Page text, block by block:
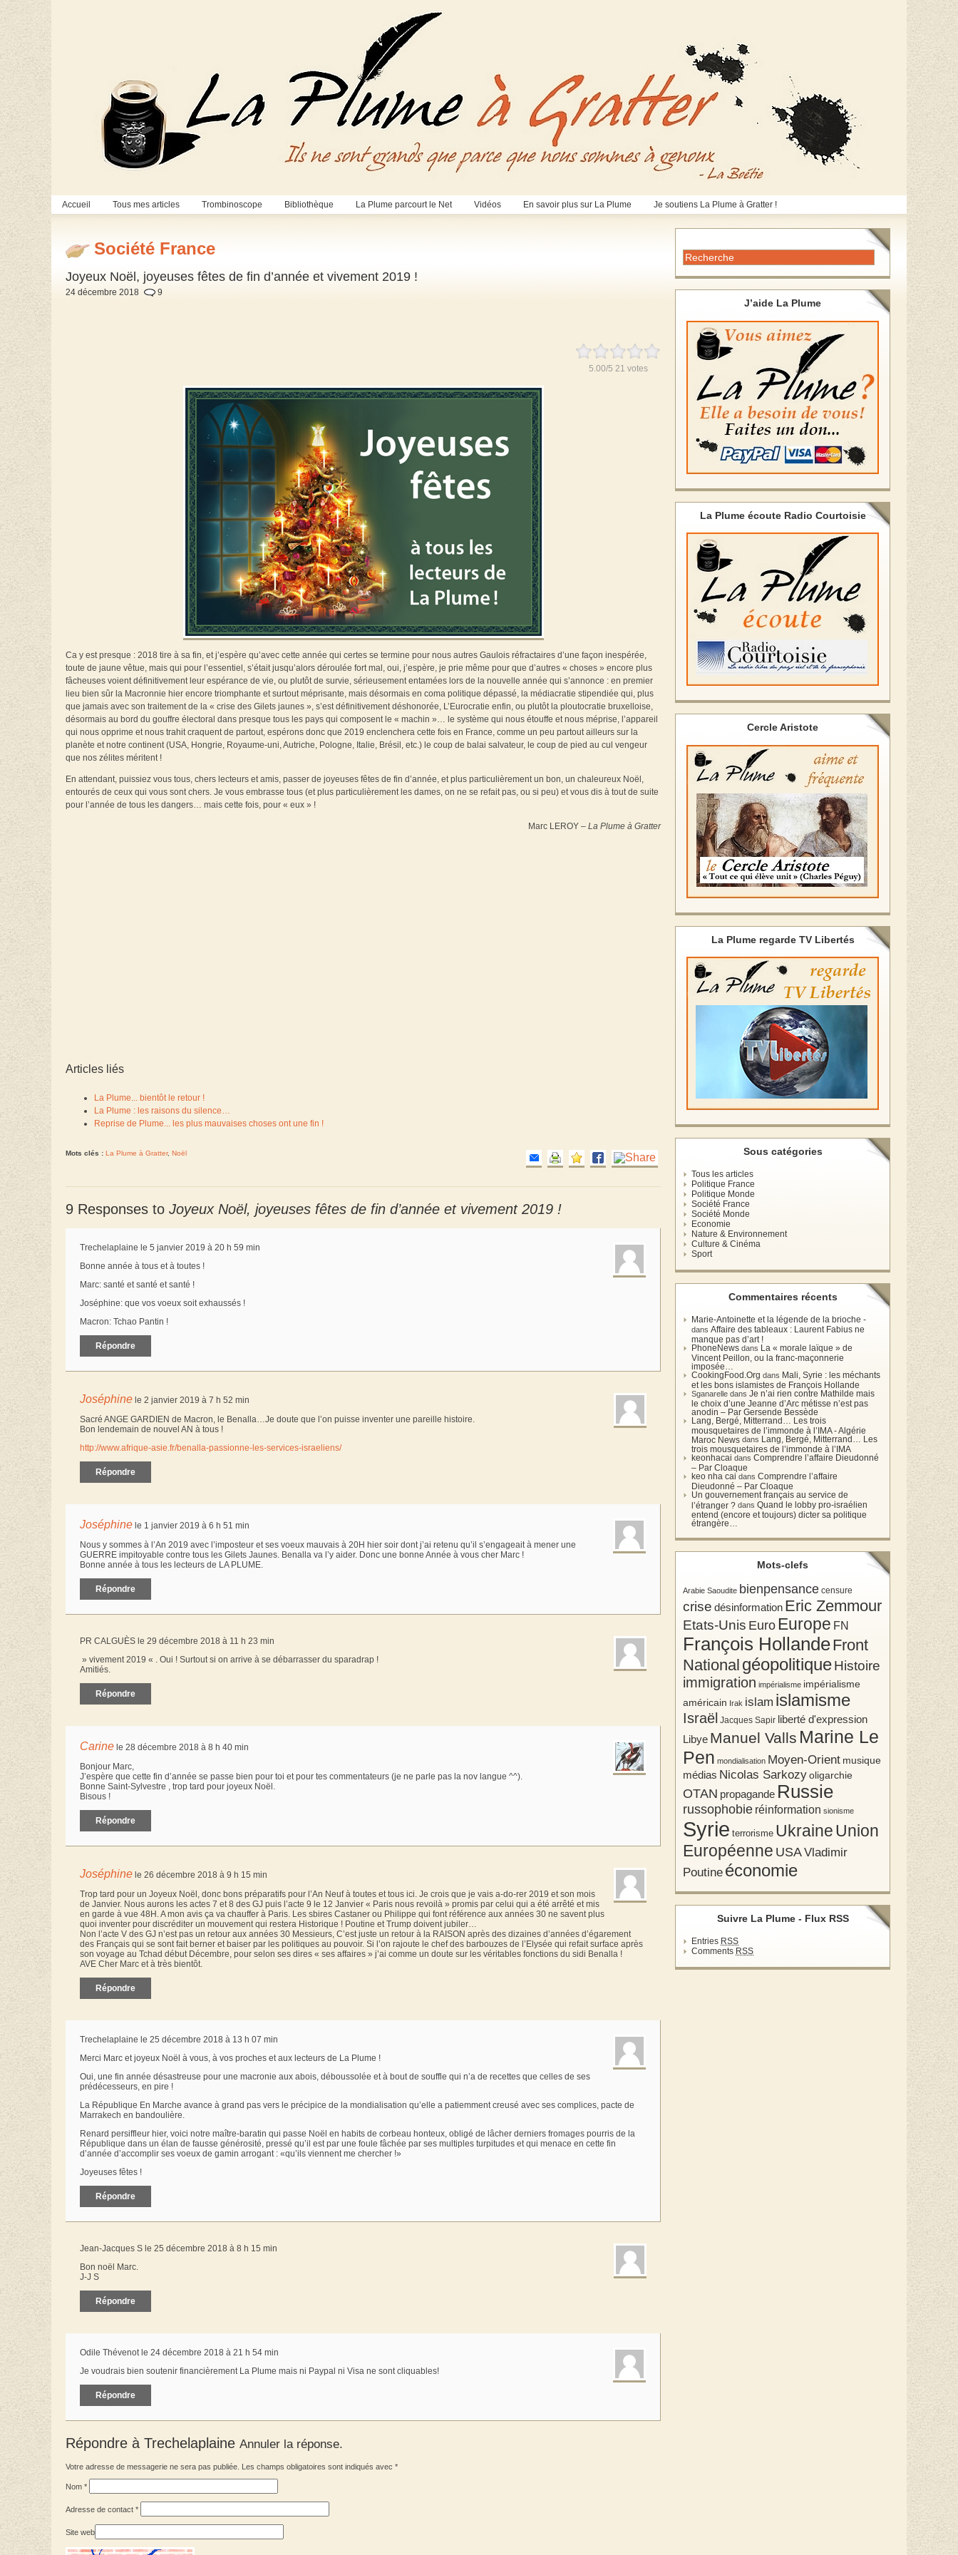
Accueil Tous mes articles Trombinoscope Bibliothèque La Plume parcourt le Net Vidéos En savoir plus sur La Plume Je soutiens La Plume à Gratter !
Société France
Joyeux Noël, joyeuses fêtes de fin d’année et vivement 2019 !
24 décembre 2018 9
5.00/5 21 votes
Ca y est presque : 2018 tire à sa fin, et j’espère qu’avec cette année qui certes se termine pour nous autres Gaulois réfractaires d’une façon inespérée,
toute de jaune vêtue, mais qui pour l’essentiel, s’était jusqu’alors déroulée fort mal, oui, j’espère, je prie même pour que d’autres « choses » encore plus
fâcheuses voient définitivement leur espérance de vie, ou plutôt de survie, sérieusement entamées lors de la nouvelle année qui s’annonce : en premier
lieu bien sûr la Macronnie hier encore triomphante et surtout méprisante, mais désormais en coma politique dépassé, la médiacratie stipendiée qui, plus
que jamais avec son traitement de la « crise des Gilets jaunes », s’est définitivement déshonorée, L’Eurocratie enfin, ou plutôt la ploutocratie bruxelloise,
désormais au bord du gouffre électoral dans presque tous les pays qui composent le « machin »… le système qui nous étouffe et nous méprise, l’appareil
qui nous opprime et nous trahit craquent de partout, espérons donc que 2019 enclenchera cette fois en France, comme un peu partout ailleurs sur la
planète et notre continent (USA, Hongrie, Royaume-uni, Autriche, Pologne, Italie, Brésil, etc.) le coup de balai salvateur, le coup de pied au cul vengeur
que nos zélites méritent !
En attendant, puissiez vous tous, chers lecteurs et amis, passer de joyeuses fêtes de fin d’année, et plus particulièrement un bon, un chaleureux Noël,
entourés de ceux qui vous sont chers. Je vous embrasse tous (et plus particulièrement les dames, on ne se refait pas, ou si peu) et vous dis à tout de suite
pour l’année de tous les dangers… mais cette fois, pour « eux » !
Marc LEROY – La Plume à Gratter
Articles liés
La Plume... bientôt le retour !
La Plume : les raisons du silence…
Reprise de Plume... les plus mauvaises choses ont une fin !
Mots clés : La Plume à Gratter, Noël
9 Responses to Joyeux Noël, joyeuses fêtes de fin d’année et vivement 2019 !
Trechelaplaine le 5 janvier 2019 à 20 h 59 min
Bonne année à tous et à toutes !
Marc: santé et santé et santé !
Joséphine: que vos voeux soit exhaussés !
Macron: Tchao Pantin !
Répondre
Joséphine le 2 janvier 2019 à 7 h 52 min
Sacré ANGE GARDIEN de Macron, le Benalla…Je doute que l’on puisse inventer une pareille histoire.
Bon lendemain de nouvel AN à tous !
http://www.afrique-asie.fr/benalla-passionne-les-services-israeliens/
Répondre
Joséphine le 1 janvier 2019 à 6 h 51 min
Nous y sommes à l’An 2019 avec l’imposteur et ses voeux mauvais à 20H hier soir dont j’ai retenu qu’il s’engageait à mener une
GUERRE impitoyable contre tous les Gilets Jaunes. Benalla va l’y aider. Donc une bonne Année à vous cher Marc !
Bonne année à tous les lecteurs de LA PLUME.
Répondre
PR CALGUÈS le 29 décembre 2018 à 11 h 23 min
» vivement 2019 « . Oui ! Surtout si on arrive à se débarrasser du sparadrap !
Amitiés.
Répondre
Carine le 28 décembre 2018 à 8 h 40 min
Bonjour Marc,
J’espère que cette fin d’année se passe bien pour toi et pour tes commentateurs (je ne parle pas la nov langue ^^).
Bonne Saint-Sylvestre , trop tard pour joyeux Noël.
Bisous !
Répondre
Joséphine le 26 décembre 2018 à 9 h 15 min
Trop tard pour un Joyeux Noël, donc bons préparatifs pour l’An Neuf à toutes et tous ici. Je crois que je vais a-do-rer 2019 et son mois
de Janvier. Nous aurons les actes 7 et 8 des GJ puis l’acte 9 le 12 Janvier « Paris nous revoilà » promis par celui qui a été arrêté et mis
en garde à vue 48H. A mon avis ça va chauffer à Paris. Les sbires Castaner ou Philippe qui font référence aux années 30 ne savent plus
quoi inventer pour discréditer un mouvement qui restera Historique ! Poutine et Trump doivent jubiler…
Non l’acte V des GJ n’est pas un retour aux années 30 Messieurs, C’est juste un retour à la RAISON après des dizaines d’années d’égarement
des Français qui se sont fait berner et baiser par les politiques au pouvoir. Si l’on rajoute le chef des barbouzes de l’Elysée qui refait surface après
son voyage au Tchad début Décembre, pour selon ses dires « ses affaires » j’ai comme un doute sur les véritables fonctions du sidi Benalla !
AVE Cher Marc et à très bientôt.
Répondre
Trechelaplaine le 25 décembre 2018 à 13 h 07 min
Merci Marc et joyeux Noël à vous, à vos proches et aux lecteurs de La Plume !
Oui, une fin année désastreuse pour une macronie aux abois, déboussolée et à bout de souffle qui n’a de recettes que celles de ses
prédécesseurs, en pire !
La République En Marche avance à grand pas vers le précipice de la mondialisation qu’elle a patiemment creusé avec ses complices, pacte de
Marrakech en bandoulière.
Renard persiffleur hier, voici notre maître-baratin qui passe Noël en habits de corbeau honteux, obligé de lâcher derniers fromages pourris de la
République dans un élan de fausse générosité, pressé qu’il est par une foule fâchée par ses multiples turpitudes et qui menace en cette fin
d’année d’accomplir ses voeux de gamin arrogant : «qu’ils viennent me chercher !»
Joyeuses fêtes !
Répondre
Jean-Jacques S le 25 décembre 2018 à 8 h 15 min
Bon noël Marc.
J-J S
Répondre
Odile Thévenot le 24 décembre 2018 à 21 h 54 min
Je voudrais bien soutenir financièrement La Plume mais ni Paypal ni Visa ne sont cliquables!
Répondre
Répondre à Trechelaplaine Annuler la réponse.
Votre adresse de messagerie ne sera pas publiée. Les champs obligatoires sont indiqués avec *
Nom *
Adresse de contact *
Site web
J’aide La Plume
La Plume écoute Radio Courtoisie
Cercle Aristote
La Plume regarde TV Libertés
Sous catégories
Tous les articles
Politique France
Politique Monde
Société France
Société Monde
Economie
Nature & Environnement
Culture & Cinéma
Sport
Commentaires récents
Marie-Antoinette et la légende de la brioche -
dans Affaire des tableaux : Laurent Fabius ne
manque pas d’art !
PhoneNews dans La « morale laïque » de
Vincent Peillon, ou la franc-maçonnerie
imposée…
CookingFood.Org dans Mali, Syrie : les méchants
et les bons islamistes de François Hollande
Sganarelle dans Je n’ai rien contre Mathilde mais
le choix d’une Jeanne d’Arc métisse n’est pas
anodin – Par Gersende Bessède
Lang, Bergé, Mitterrand… Les trois
mousquetaires de l’immonde à l’IMA - Algérie
Maroc News dans Lang, Bergé, Mitterrand… Les
trois mousquetaires de l’immonde à l’IMA
keonhacai dans Comprendre l’affaire Dieudonné
– Par Cloaque
keo nha cai dans Comprendre l’affaire
Dieudonné – Par Cloaque
Un gouvernement français au service de
l’étranger ? dans Quand le lobby pro-israélien
entend (encore et toujours) dicter sa politique
étrangère…
Mots-clefs
Arabie Saoudite bienpensance censure
crise désinformation Eric Zemmour
Etats-Unis Euro Europe FN
François HollandeFront
National géopolitiqueHistoire
immigration impérialisme impérialisme
américain Irak islam islamisme
Israël Jacques Sapir liberté d'expression
Libye Manuel Valls Marine Le
Pen mondialisation Moyen-Orient musique
médias Nicolas Sarkozyoligarchie
OTAN propagande Russie
russophobie réinformation sionisme
Syrie terrorisme Ukraine Union
Européenne USAVladimir
Poutine économie
Suivre La Plume - Flux RSS
Entries RSS
Comments RSS